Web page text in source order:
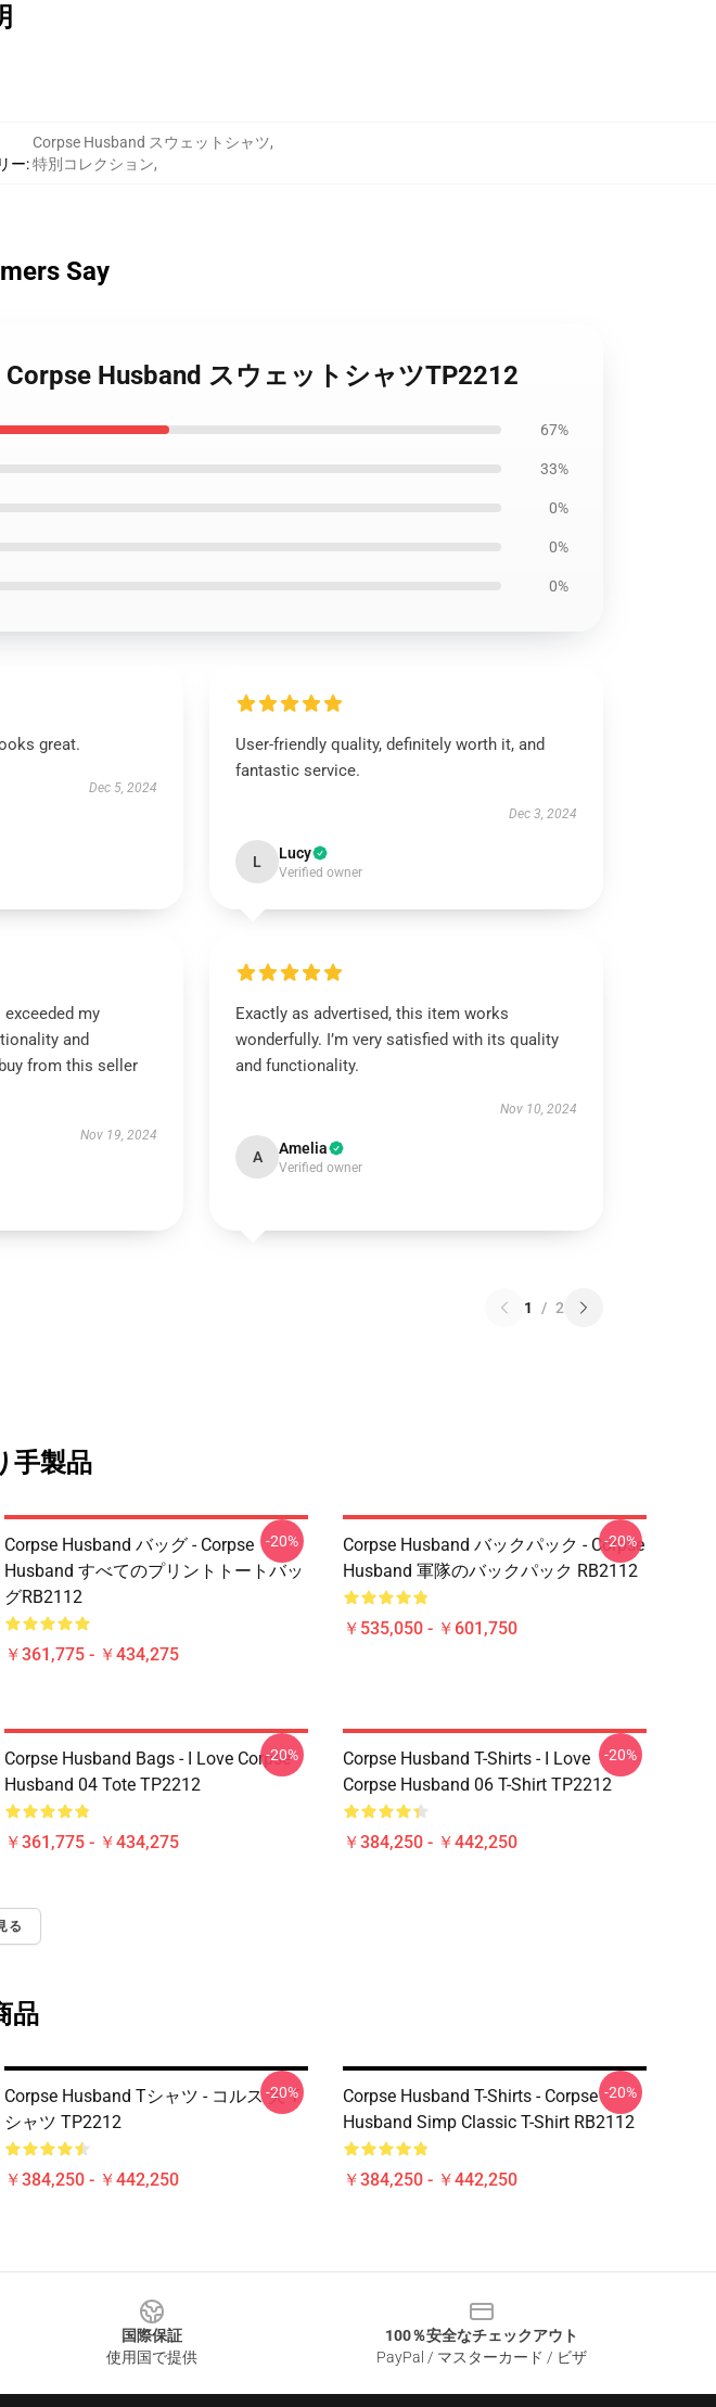
ー:
Corpse Husband スウェットシャツ,
特別コレクション,
Say
Husband スウェットシャツTP2212
67%
33%
0%
0%
0%
great.
Dec 5, 2024
User-friendly quality, definitely worth it, and
fantastic service.
Dec 3, 2024
L Lucy
Verified owner
my
and
from this seller
Nov 19, 2024
Exactly as advertised, this item works
wonderfully. I’m very satisfied with its quality
and functionality.
Nov 10, 2024
A Amelia
Verified owner
1 / 2
手製品
Corpse Husband バッグ - Corpse
Husband すべてのプリントトートバッ
グRB2112
￥361,775 - ￥434,275
-20%
Corpse Husband バックパック - Corpse
Husband 軍隊のバックパック RB2112
￥535,050 - ￥601,750
-20%
Corpse Husband Bags - I Love Corpse
Husband 04 Tote TP2212
￥361,775 - ￥434,275
-20%
Corpse Husband T-Shirts - I Love
Corpse Husband 06 T-Shirt TP2212
￥384,250 - ￥442,250
-20%
る
品
Corpse Husband Tシャツ - コルス 夫 T
シャツ TP2212
￥384,250 - ￥442,250
-20%
Corpse Husband T-Shirts - Corpse
Husband Simp Classic T-Shirt RB2112
￥384,250 - ￥442,250
-20%
国際保証
使用国で提供
100％安全なチェックアウト
PayPal / マスターカード / ビザ